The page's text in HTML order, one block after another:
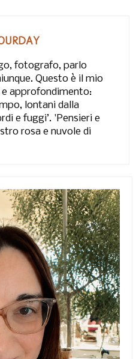
fotografo, parlo
Questo è il mio
approfondimento:
lontani dalla
e fuggi’. 'Pensieri e
rosa e nuvole di